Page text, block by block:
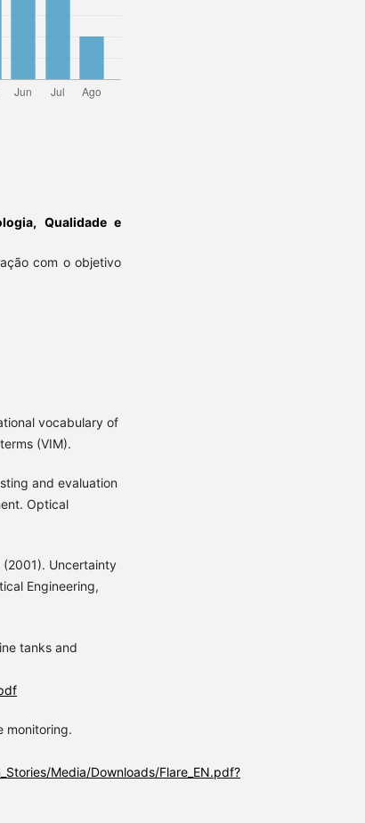
Qualidade e
com o objetivo
vocabulary of
(VIM).
and evaluation
Optical
(2001). Uncertainty
Engineering,
tanks and
monitoring.
Media/Downloads/Flare_EN.pdf?